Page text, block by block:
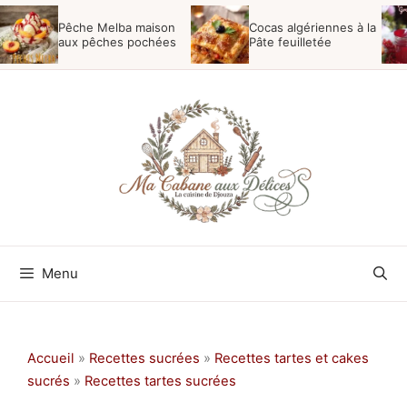
Aller
au
contenu
Pêche Melba maison
aux pêches pochées
Cocas algériennes à la
Pâte feuilletée
Menu
Accueil » Recettes sucrées » Recettes tartes et cakes
sucrés » Recettes tartes sucrées